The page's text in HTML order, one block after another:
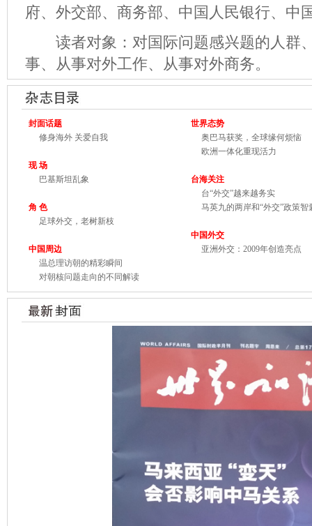
府、外交部、商务部、中国人民银行、中
读者对象：对国际问题感兴题的人群
事、从事对外工作、从事对外商务。
封面话题
修身海外 关爱自我
现 场
巴基斯坦乱象
角 色
足球外交，老树新枝
中国周边
温总理访朝的精彩瞬间
对朝核问题走向的不同解读
世界态势
奥巴马获奖，全球缘何烦恼
欧洲一体化重现活力
台海关注
台“外交”越来越务实
马英九的两岸和“外交”政策智
中国外交
亚洲外交：2009年创造亮点